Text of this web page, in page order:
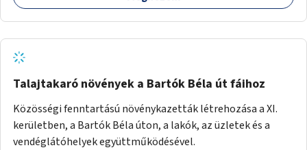
Talajtakaró növények a Bartók Béla út fáihoz
Közösségi fenntartású növénykazetták létrehozása a XI.
kerületben, a Bartók Béla úton, a lakók, az üzletek és a
vendéglátóhelyek együttműködésével.